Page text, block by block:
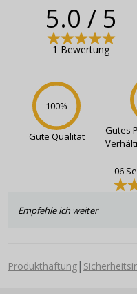
5.0 / 5
1 Bewertung
100%
Gute Qualität
Gutes
06
Empfehle ich weiter
Produkthaftung|